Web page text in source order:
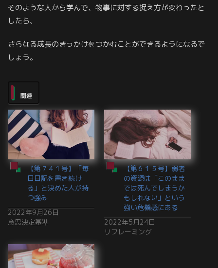
そのような人から学んで、物事に対する捉え方が変わったと
したら、
さらなる成長のきっかけをつかむことができるようになるで
しょう。
関連
【第７４１号】「毎
日日記を書き続け
る」と決めた人が持
つ強み
2022年9月26日
意思決定基準
【第６１５号】弱者
の資源は「このまま
では死んでしまうか
もしれない」という
強い危機感にある
2022年5月24日
リフレーミング